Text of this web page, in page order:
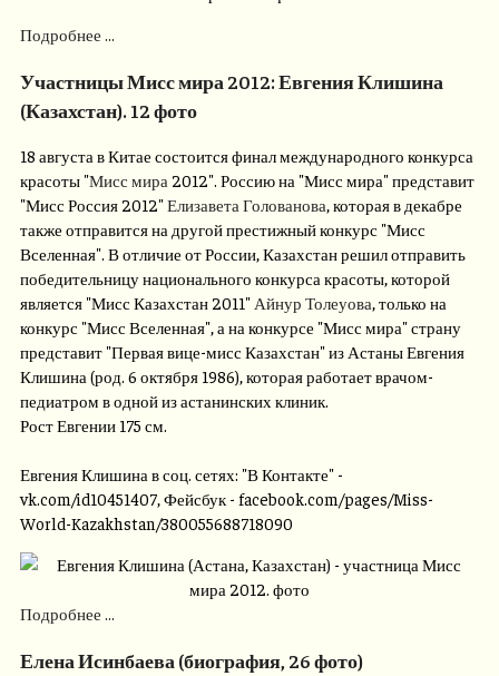
Подробнее ...
Участницы Мисс мира 2012: Евгения Клишина
(Казахстан). 12 фото
18 августа в Китае состоится финал международного конкурса
красоты "Мисс мира 2012". Россию на "Мисс мира" представит
"Мисс Россия 2012"Елизавета Голованова, которая в декабре
также отправится на другой престижный конкурс "Мисс
Вселенная". В отличие от России, Казахстан решил отправить
победительницу национального конкурса красоты, которой
является "Мисс Казахстан 2011" Айнур Толеуова, только на
конкурс "Мисс Вселенная", а на конкурсе "Мисс мира" страну
представит "Первая вице-мисс Казахстан" из Астаны Евгения
Клишина (род. 6 октября 1986), которая работает врачом-
педиатром в одной из астанинских клиник.
Рост Евгении 175 см.
Евгения Клишина в соц. сетях: "В Контакте" -
vk.com/id10451407, Фейсбук - facebook.com/pages/Miss-
World-Kazakhstan/380055688718090
Подробнее ...
Елена Исинбаева (биография, 26 фото)